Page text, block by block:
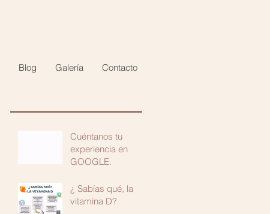
Blog Galería Contacto
Cuéntanos tu
experiencia en
GOOGLE.
¿ Sabías qué, la
vitamina D?